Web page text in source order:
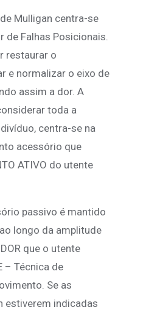
Mulligan centra-se
de Falhas Posicionais.
restaurar o
e normalizar o eixo de
assim a dor. A
toda a
centra-se na
acessório que
ATIVO do utente
passivo é mantido
longo da amplitude
que o utente
– Técnica de
Se as
estiverem indicadas